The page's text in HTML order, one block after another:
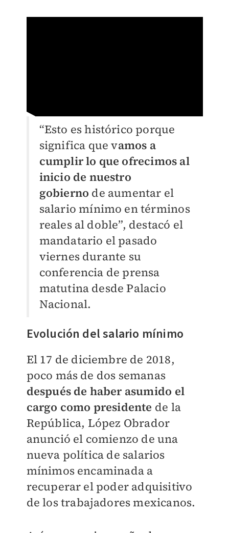
“Esto es histórico porque
significa que vamos a
cumplir lo que ofrecimos al
inicio de nuestro
gobierno de aumentar el
salario mínimo en términos
reales al doble”, destacó el
mandatario el pasado
viernes durante su
conferencia de prensa
matutina desde Palacio
Nacional.
Evolución del salario mínimo
El 17 de diciembre de 2018,
poco más de dos semanas
después de haber asumido el
cargo como presidente de la
República, López Obrador
anunció el comienzo de una
nueva política de salarios
mínimos encaminada a
recuperar el poder adquisitivo
de los trabajadores mexicanos.